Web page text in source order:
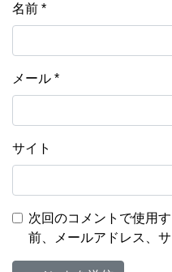
名前 *
メール *
サイト
次回のコメントで使用
前、メールアドレス、サ